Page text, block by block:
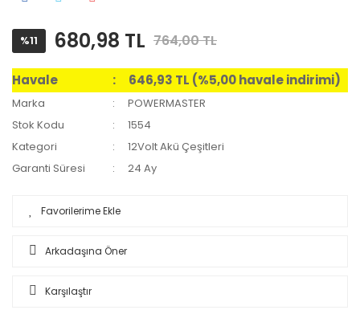
%11 680,98 TL 764,00 TL
Havale 646,93 TL (%5,00 havale indirimi)
Marka
POWERMASTER
Stok Kodu
1554
Kategori
12Volt Akü Çeşitleri
Garanti Süresi
24 Ay
Arkadaşına Öner
Karşılaştır